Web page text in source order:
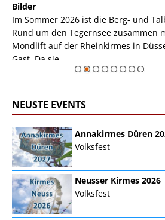
Bilder
Im Sommer 2026 ist die Berg- und
Rund um den Tegernsee zusammen
Mondlift auf der Rheinkirmes in
Gast. Da sie ...
NEUSTE EVENTS
Annakirmes Düren
Volksfest
Neusser Kirmes 2026
Volksfest